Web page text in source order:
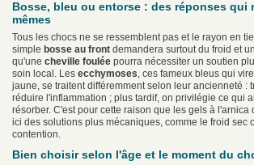
Bosse, bleu ou entorse : des réponses qui
mêmes
Tous les chocs ne se ressemblent pas et le rayon en
simple bosse au front demandera surtout du froid et
qu'une cheville foulée pourra nécessiter un soutien
soin local. Les ecchymoses, ces fameux bleus qui
jaune, se traitent différemment selon leur ancienneté :
réduire l'inflammation ; plus tardif, on privilégie ce qui
résorber. C'est pour cette raison que les gels à l'arnica
ici des solutions plus mécaniques, comme le froid sec
contention.
Bien choisir selon l'âge et le moment du